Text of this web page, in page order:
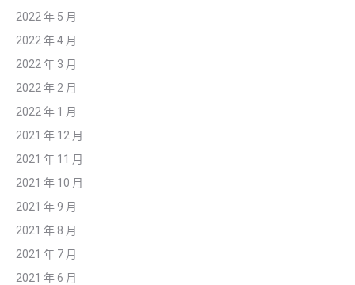
2022 年 5 月
2022 年 4 月
2022 年 3 月
2022 年 2 月
2022 年 1 月
2021 年 12 月
2021 年 11 月
2021 年 10 月
2021 年 9 月
2021 年 8 月
2021 年 7 月
2021 年 6 月